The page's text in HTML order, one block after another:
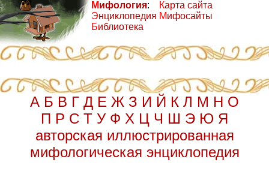
Мифология:
Энциклопедия
Библиотека
Карта сайта
Мифосайты
А Б В Г Д Е Ж З И Й К Л М Н О
П Р С Т У Ф Х Ц Ч Ш Э Ю Я
авторская иллюстрированная
мифологическая энциклопедия